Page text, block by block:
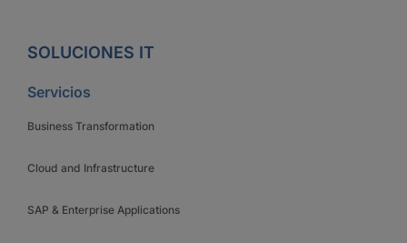
SOLUCIONES IT
Servicios
Business Transformation
Cloud and Infrastructure
SAP & Enterprise Applications